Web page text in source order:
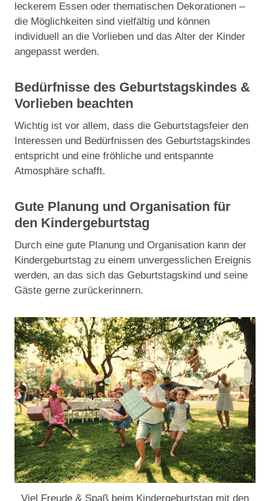
leckerem Essen oder thematischen Dekorationen –
die Möglichkeiten sind vielfältig und können
individuell an die Vorlieben und das Alter der Kinder
angepasst werden.
Bedürfnisse des Geburtstagskindes &
Vorlieben beachten
Wichtig ist vor allem, dass die Geburtstagsfeier den
Interessen und Bedürfnissen des Geburtstagskindes
entspricht und eine fröhliche und entspannte
Atmosphäre schafft.
Gute Planung und Organisation für
den Kindergeburtstag
Durch eine gute Planung und Organisation kann der
Kindergeburtstag zu einem unvergesslichen Ereignis
werden, an das sich das Geburtstagskind und seine
Gäste gerne zurückerinnern.
Viel Freude & Spaß beim Kindergeburtstag mit den